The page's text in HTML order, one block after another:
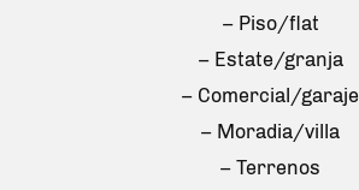
– Piso/flat
– Estate/granja
– Comercial/garaje
– Moradia/villa
– Terrenos